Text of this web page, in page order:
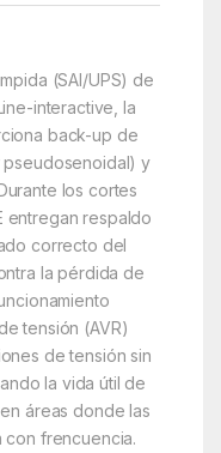
(SAI/UPS) de
interactive, la
back-up de
y
los cortes
entregan respaldo
correcto del
la pérdida de
tensión (AVR)
de tensión sin
la vida útil de
áreas donde las
frencuencia.